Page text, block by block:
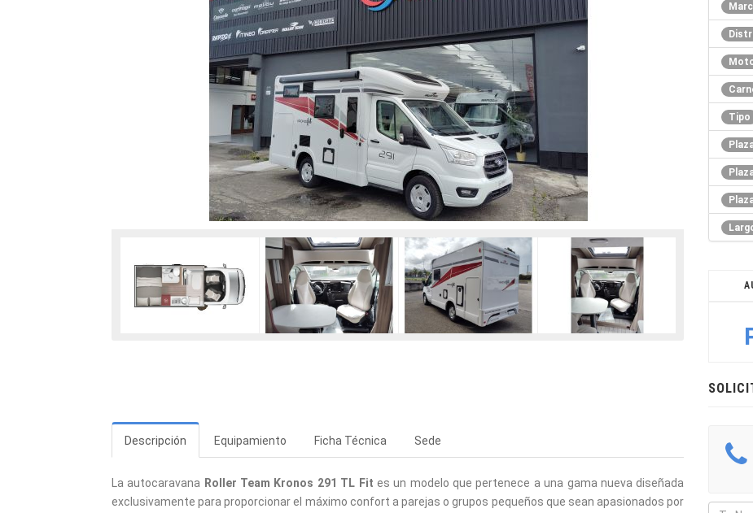
Descripción Equipamiento Ficha Técnica Sede
La autocaravana Roller Team Kronos 291 TL Fit es un modelo que pertenece a una gama nueva diseñada
exclusivamente para proporcionar el máximo confort a parejas o grupos pequeños que sean apasionados por
Tipo